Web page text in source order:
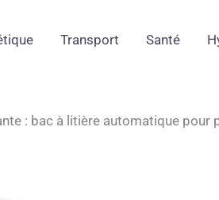
Transport Santé
: bac à litière automatique pour